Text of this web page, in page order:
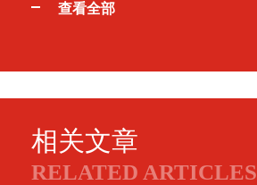
查看全部
相关文章
RELATED ARTICLES